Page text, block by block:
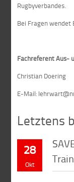
Rugbyverbandes.
Bei Fragen wendet
Fachreferent Aus-
Christian Doering
E-Mail:
Letztens
28
Okt